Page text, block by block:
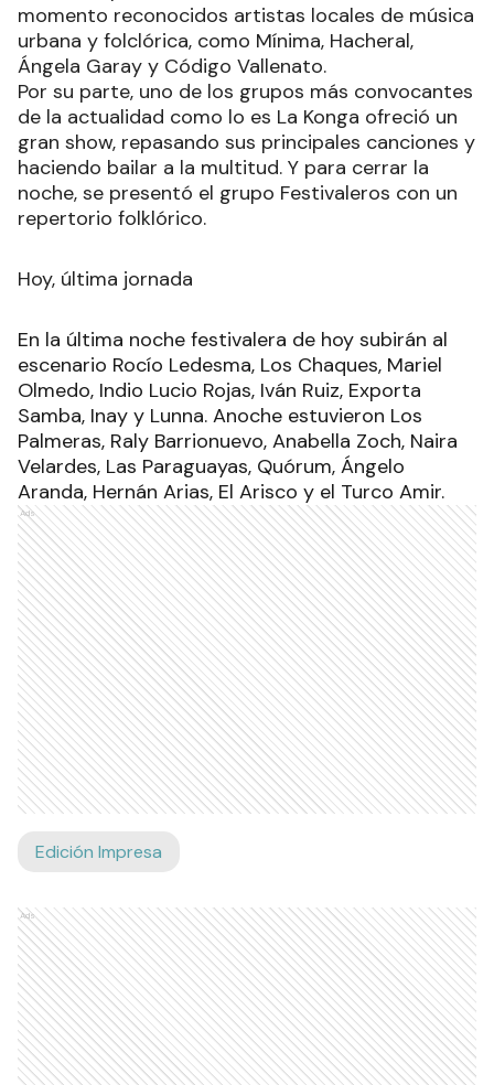
momento reconocidos artistas locales de música
urbana y folclórica, como Mínima, Hacheral,
Ángela Garay y Código Vallenato.
Por su parte, uno de los grupos más convocantes
de la actualidad como lo es La Konga ofreció un
gran show, repasando sus principales canciones y
haciendo bailar a la multitud. Y para cerrar la
noche, se presentó el grupo Festivaleros con un
repertorio folklórico.
Hoy, última jornada
En la última noche festivalera de hoy subirán al
escenario Rocío Ledesma, Los Chaques, Mariel
Olmedo, Indio Lucio Rojas, Iván Ruiz, Exporta
Samba, Inay y Lunna. Anoche estuvieron Los
Palmeras, Raly Barrionuevo, Anabella Zoch, Naira
Velardes, Las Paraguayas, Quórum, Ángelo
Aranda, Hernán Arias, El Arisco y el Turco Amir.
Ads
Edición Impresa
Ads